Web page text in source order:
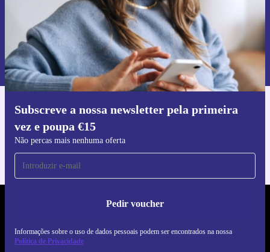
Subscreve a nossa newsletter pela primeira
vez e poupa €15
Não percas mais nenhuma oferta
Pedir voucher
Informações sobre o uso de dados pessoais podem ser encontrados na nossa
Política de Privacidade
Pedir voucher
Informações sobre o uso de dados pessoais podem ser encontrados na
nossa
Política de Privacidade.
Faz o download da app refurbed
Para iOS e Android
REFURBED PORTUGAL - RETHINK NEW.
SEGUE-NOS